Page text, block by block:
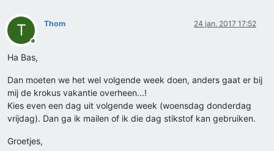
T
Offline
Thom 24 jan. 2017 17:52
Ha Bas,
Dan moeten we het wel volgende week doen, anders gaat er bij
mij de krokus vakantie overheen...!
Kies even een dag uit volgende week (woensdag donderdag
vrijdag). Dan ga ik mailen of ik die dag stikstof kan gebruiken.
Groetjes,